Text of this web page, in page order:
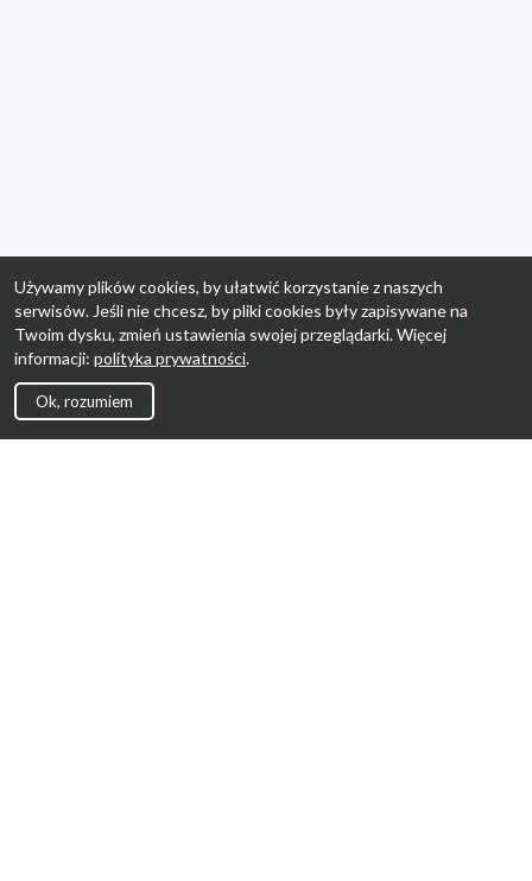
Używamy plików cookies, by ułatwić korzystanie z naszych
serwisów. Jeśli nie chcesz, by pliki cookies były zapisywane na
Twoim dysku, zmień ustawienia swojej przeglądarki. Więcej
informacji: polityka prywatności.
Ok, rozumiem